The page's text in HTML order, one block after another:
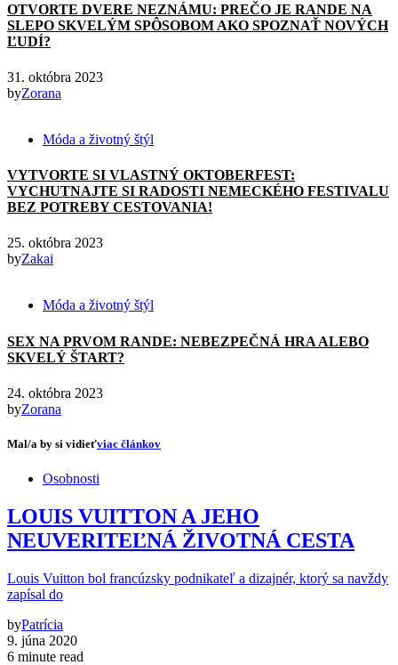
OTVORTE DVERE NEZNÁMU: PREČO JE RANDE NA
SLEPO SKVELÝM SPÔSOBOM AKO SPOZNAŤ NOVÝCH
ĽUDÍ?
31. októbra 2023
byZorana
Móda a životný štýl
VYTVORTE SI VLASTNÝ OKTOBERFEST:
VYCHUTNAJTE SI RADOSTI NEMECKÉHO FESTIVALU
BEZ POTREBY CESTOVANIA!
25. októbra 2023
byZakai
Móda a životný štýl
SEX NA PRVOM RANDE: NEBEZPEČNÁ HRA ALEBO
SKVELÝ ŠTART?
24. októbra 2023
byZorana
Mal/a by si vidieťviac článkov
Osobnosti
LOUIS VUITTON A JEHO
NEUVERITEĽNÁ ŽIVOTNÁ CESTA
Louis Vuitton bol francúzsky podnikateľ a dizajnér, ktorý sa navždy
zapísal do
byPatrícia
9. júna 2020
6 minute read